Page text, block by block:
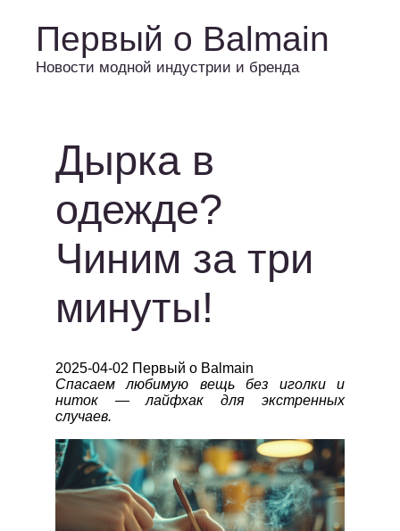
Первый о Balmain
Новости модной индустрии и бренда
Дырка в
одежде?
Чиним за три
минуты!
2025-04-02 Первый о Balmain
Спасаем любимую вещь без иголки и
ниток — лайфхак для экстренных
случаев.